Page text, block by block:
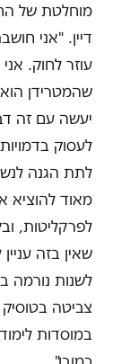
מוחלטת של
דיין. "אני
עוזר לחוק.
שהמטרידן
יעשה עם זה
לעסוק
לתת הגנה
מאוד להוציא
לפרקליטות,
שאין בזה
לשנות נורמה
צביטה
במוסדות